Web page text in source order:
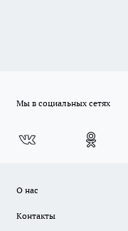
Мы в социальных сетях
О нас
Контакты